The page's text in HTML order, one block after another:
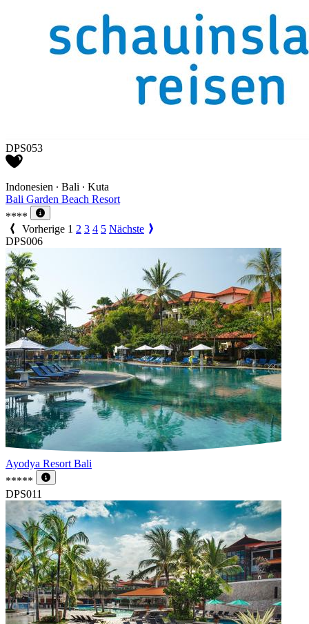
DPS053
Indonesien ∙ Bali ∙ Kuta
Bali Garden Beach Resort
****
Vorherige 1 2 3 4 5 Nächste
DPS006
Ayodya Resort Bali
*****
DPS011